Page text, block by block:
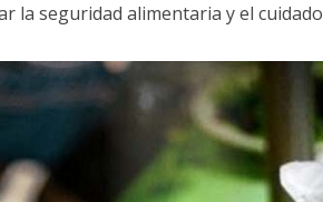
la seguridad alimentaria y el